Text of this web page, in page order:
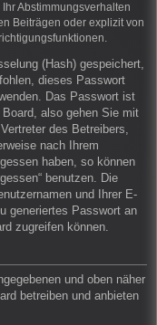
Abstimmungsverhalten
Beiträgen oder explizit von
(Hash) gespeichert,
dieses Passwort
Das Passwort ist
also gehen Sie mit
des Betreibers,
nach Ihrem
haben, so können
benutzen. Die
und Ihrer E-
generiertes Passwort an
zugreifen können.
und oben näher
betreiben und anbieten